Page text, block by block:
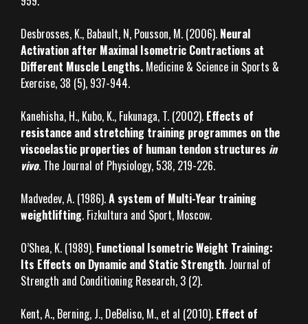
Desbrosses, K., Babault, N, Pousson, M. (2006). Neural
Activation after Maximal Isometric Contractions at
Different Muscle Lengths. Medicine & Science in Sports &
Exercise, 38 (5), 937-944.
Kanehisha, H., Kubo, K., Fukunaga, T. (2002). Effects of
resistance and stretching training programmes on the
viscoelastic properties of human tendon structures in
vivo. The Journal of Physiology, 538, 219-226.
Madvedev, A. (1986).A system of Multi-Year training
weightlifting. Fizkultura and Sport, Moscow.
O’Shea, K. (1989). Functional Isometric Weight Training:
Its Effects on Dynamic and Static Strength. Journal of
Strength and Conditioning Research, 3 (2).
Kent, A., Berning, J., DeBeliso, M., et al (2010). Effect of